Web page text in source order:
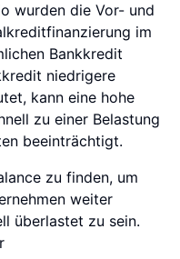
wurden die Vor- und
im
Bankkredit
niedrigere
kann eine hohe
zu einer Belastung
beeinträchtigt.
zu finden, um
weiter
überlastet zu sein.